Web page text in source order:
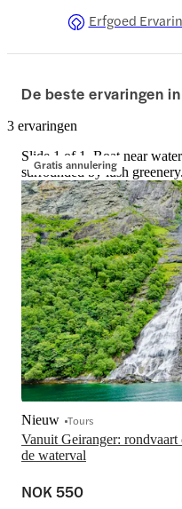
Erfgoed
De beste ervaringen
3 ervaringen
Gratis annulering
Slide 1 of 1, Boat near
surrounded by lush greenery.
Vanuit Geiranger:
de waterval
Nieuw Tours
NOK 550